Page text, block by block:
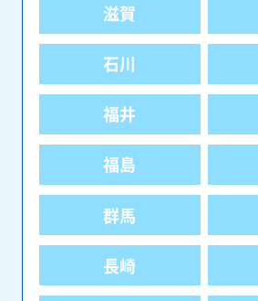
滋賀
石川
福井
福島
群馬
長崎